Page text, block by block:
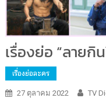
เรื่องย่อ “ลายกิ
เรื่องย่อละคร
27 ตุลาคม 2022 TV